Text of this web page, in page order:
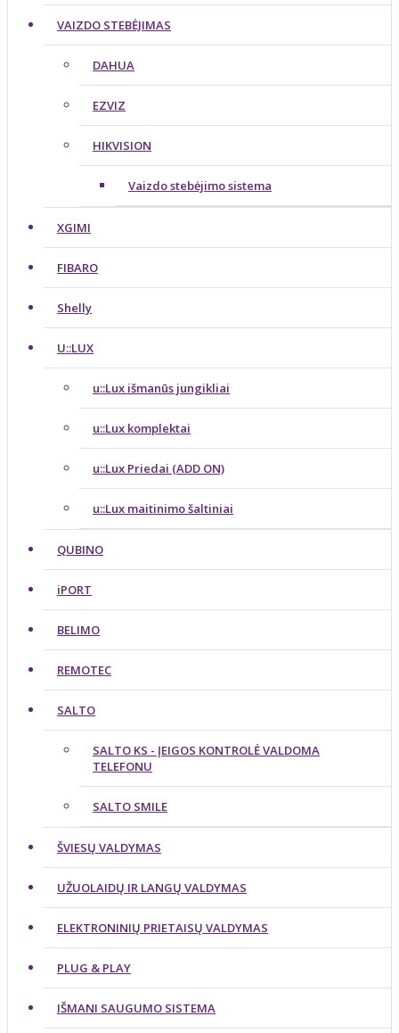
VAIZDO STEBĖJIMAS
DAHUA
EZVIZ
HIKVISION
Vaizdo stebėjimo sistema
XGIMI
FIBARO
Shelly
U::LUX
u::Lux išmanūs jungikliai
u::Lux komplektai
u::Lux Priedai (ADD ON)
u::Lux maitinimo šaltiniai
QUBINO
iPORT
BELIMO
REMOTEC
SALTO
SALTO KS - ĮEIGOS KONTROLĖ VALDOMA
TELEFONU
SALTO SMILE
ŠVIESŲ VALDYMAS
UŽUOLAIDŲ IR LANGŲ VALDYMAS
ELEKTRONINIŲ PRIETAISŲ VALDYMAS
PLUG & PLAY
IŠMANI SAUGUMO SISTEMA